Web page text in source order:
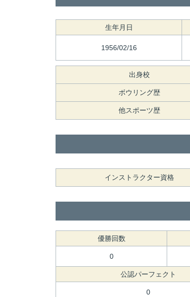
生年月日
1956/02/16
出身校
ボウリング歴
他スポーツ歴
インストラクター資格
優勝回数
0
公認パーフェクト
0